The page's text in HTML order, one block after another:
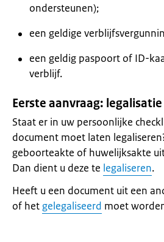
ondersteunen);
een geldige
een geldig paspoort of ID-
verblijf.
Eerste aanvraag:
Staat er in uw persoonlijke
document moet laten
geboorteakte of huwelijksakte
Dan dient u deze te legaliseren.
Heeft u een document uit een
of het gelegaliseerd moet